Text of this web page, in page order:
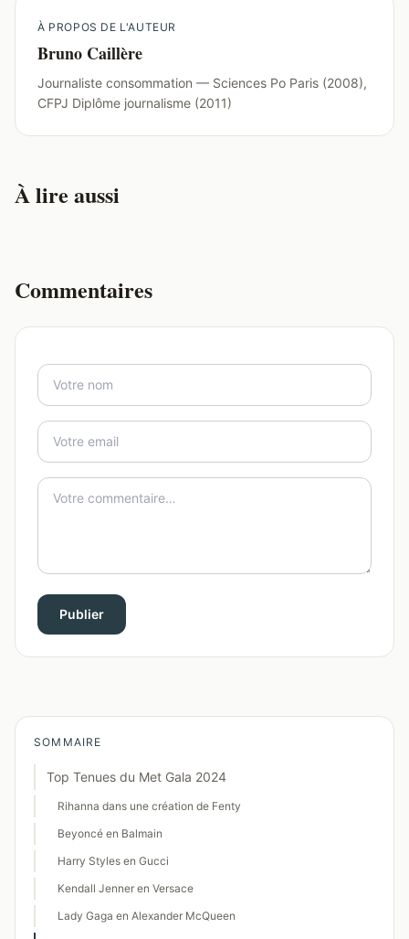
À PROPOS DE L'AUTEUR
Bruno Caillère
Journaliste consommation — Sciences Po Paris (2008),
CFPJ Diplôme journalisme (2011)
À lire aussi
Commentaires
Publier
SOMMAIRE
Top Tenues du Met Gala 2024
Rihanna dans une création de Fenty
Beyoncé en Balmain
Harry Styles en Gucci
Kendall Jenner en Versace
Lady Gaga en Alexander McQueen